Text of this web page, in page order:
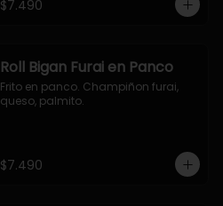
$7.490
Roll Bigan Furai en Panco
Frito en panco. Champiñon furai,
queso, palmito.
$7.490